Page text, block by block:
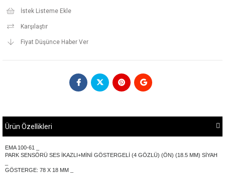
İstek Listeme Ekle
Karşılaştır
Fiyat Düşünce Haber Ver
Ürün Özellikleri
EMA 100-61 _
PARK SENSÖRÜ SES İKAZLI+MİNİ GÖSTERGELİ (4 GÖZLÜ) (ÖN) (18.5 MM) SİYAH
GÖSTERGE: 78 X 18 MM _